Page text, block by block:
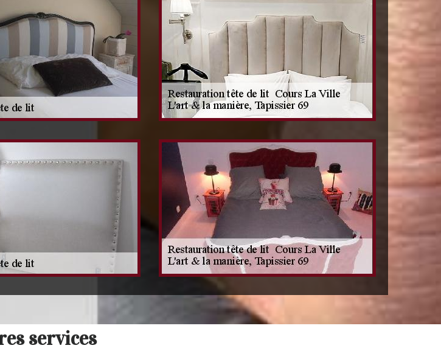
services